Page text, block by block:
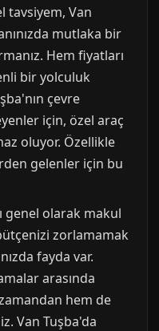
tavsiyem, Van
mutlaka bir
Hem fiyatları
bir yolculuk
çevre
için, özel araç
oluyor. Özellikle
gelenler için bu
genel olarak makul
zorlamamak
fayda var.
arasında
hem de
Van Tuşba'da